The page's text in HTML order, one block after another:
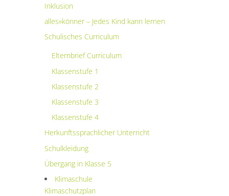
Inklusion
alles»könner – Jedes Kind kann lernen
Schulisches Curriculum
Elternbrief Curriculum
Klassenstufe 1
Klassenstufe 2
Klassenstufe 3
Klassenstufe 4
Herkunftssprachlicher Unterricht
Schulkleidung
Übergang in Klasse 5
Klimaschule
Klimaschutzplan